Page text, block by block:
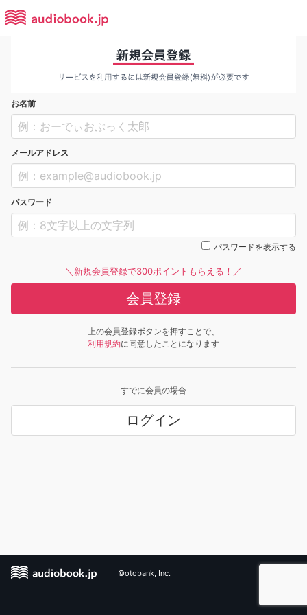
お名前
メールアドレス
パスワード
パスワードを表示する
＼新規会員登録で300ポイントもらえる！／
会員登録
上の会員登録ボタンを押すことで、
利用規約に同意したことになります
すでに会員の場合
ログイン
©otobank, Inc.